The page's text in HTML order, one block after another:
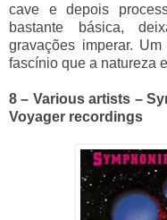
cave e depois
bastante básica,
gravações imperar.
fascínio que a natureza
8 – Various artists –
Voyager recordings